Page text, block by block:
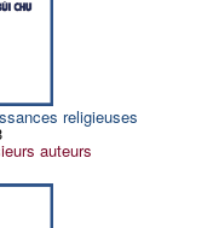
religieuses
auteurs